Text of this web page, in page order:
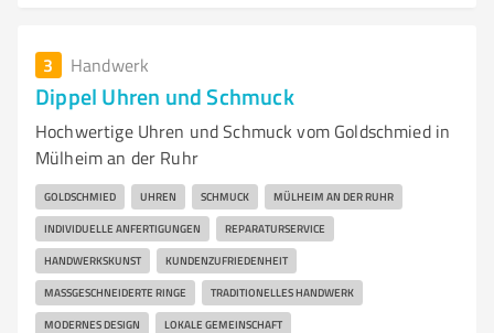
3 Handwerk
Dippel Uhren und Schmuck
Hochwertige Uhren und Schmuck vom Goldschmied in
Mülheim an der Ruhr
GOLDSCHMIED UHREN SCHMUCK MÜLHEIM AN DER RUHR
INDIVIDUELLE ANFERTIGUNGEN REPARATURSERVICE
HANDWERKSKUNST KUNDENZUFRIEDENHEIT
MASSGESCHNEIDERTE RINGE TRADITIONELLES HANDWERK
MODERNES DESIGN LOKALE GEMEINSCHAFT